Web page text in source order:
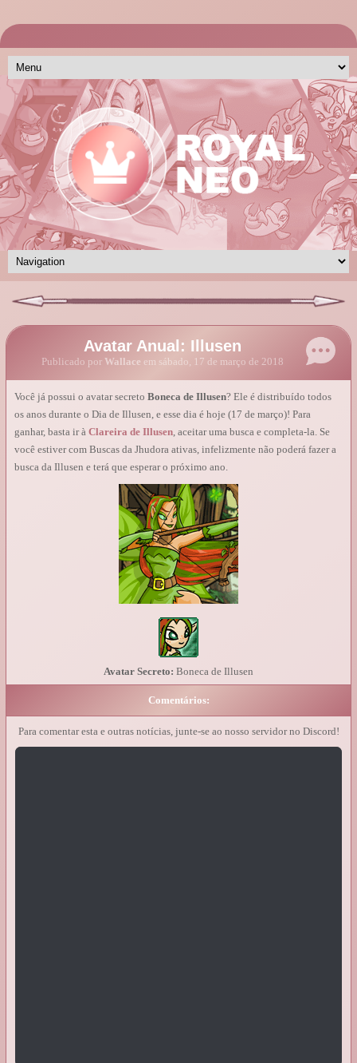
Avatar Anual: Illusen
Publicado por Wallace em sábado, 17 de março de 2018
Você já possui o avatar secreto Boneca de Illusen? Ele é distribuído todos
os anos durante o Dia de Illusen, e esse dia é hoje (17 de março)! Para
ganhar, basta ir à Clareira de Illusen , aceitar uma busca e completa-la. Se
você estiver com Buscas da Jhudora ativas, infelizmente não poderá fazer a
busca da Illusen e terá que esperar o próximo ano.
Avatar Secreto: Boneca de Illusen
Comentários:
Para comentar esta e outras notícias, junte-se ao nosso servidor no Discord!